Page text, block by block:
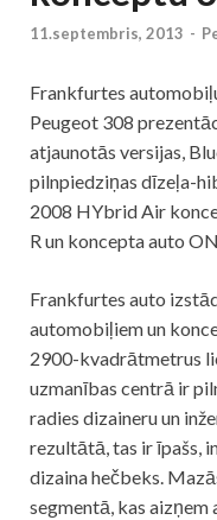
11.septembris, 2013 -
Frankfurtes
Peugeot 308
atjaunotās versijas,
pilnpiedziņas dīzeļa-
2008 HYbrid Air
R un koncepta auto
Frankfurtes auto
automobiļiem un
2900-kvadrātmetrus
uzmanības centrā ir
radies dizaineru un
rezultātā, tas ir īpašs,
dizaina hečbeks.
segmentā, kas